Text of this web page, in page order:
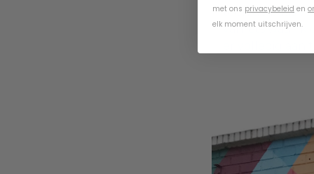
toen de basis
van iets waar
met ons privacybeleid en
elk moment uitschrijven.